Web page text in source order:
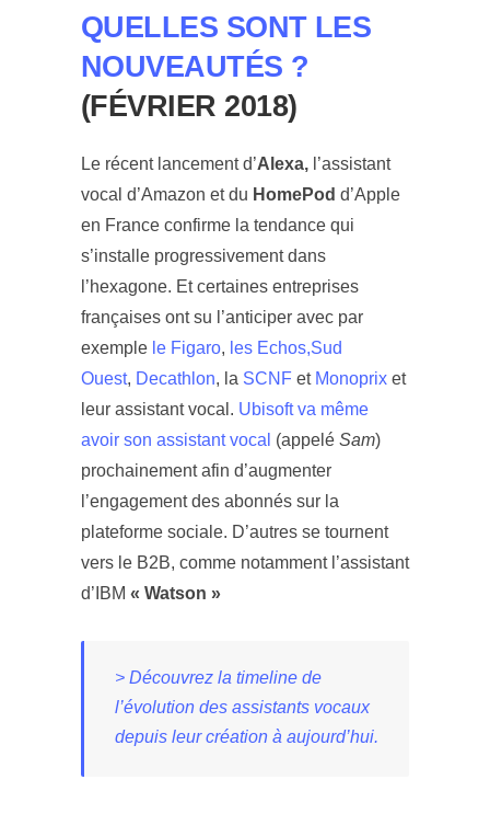
QUELLES SONT LES
NOUVEAUTÉS ?
(FÉVRIER 2018)
Le récent lancement d’Alexa, l’assistant
vocal d’Amazon et du HomePod d’Apple
en France confirme la tendance qui
s’installe progressivement dans
l’hexagone. Et certaines entreprises
françaises ont su l’anticiper avec par
exemple le Figaro, les Echos,Sud
Ouest, Decathlon, la SCNF et Monoprix et
leur assistant vocal. Ubisoft va même
avoir son assistant vocal (appelé Sam)
prochainement afin d’augmenter
l’engagement des abonnés sur la
plateforme sociale. D’autres se tournent
vers le B2B, comme notamment l’assistant
d’IBM « Watson »
> Découvrez la timeline de
l’évolution des assistants vocaux
depuis leur création à aujourd’hui.